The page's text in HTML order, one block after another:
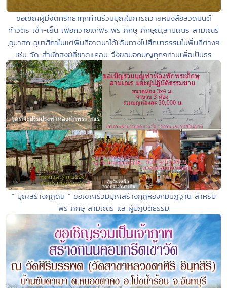
ขอเชิญผู้มีจิตศรัทธาทุกท่านร่วมบุญในการถวายหนังสือสวดมนต์
ทำวัตร เช้า-เย็น เพื่อถวายแก่พระพระภิกษุ ภิกษุณี,สามเณร สามเณรี
,อุบาสก อุบาสิกาในแต่พื้นที่อาตมาได้เดินทางไปศึกษาธรรมในพื่นที่ต่างๆ
เช่น วัด สำนักสงฆ์ที่ขาดแคลน จึงขอบอกบุญทุกๆท่านเพื่อเป็นธร
” บุญสร้างกุฏิดิน “ ขอเชิญร่วมบุญสร้างกุฏิห้องกัมมัฏฐาน สำหรับ
พระภิกษุ สามเณร และผู้ปฏิบัติธรรม